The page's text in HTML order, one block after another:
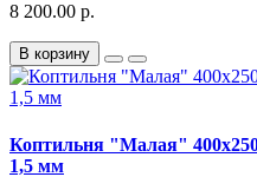
8 200.00 р.
В корзину
Коптильня "Малая"
1,5 мм